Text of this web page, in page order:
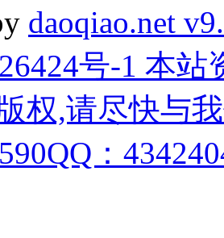
daoqiao.net
号-1 本
权,请尽快与
：